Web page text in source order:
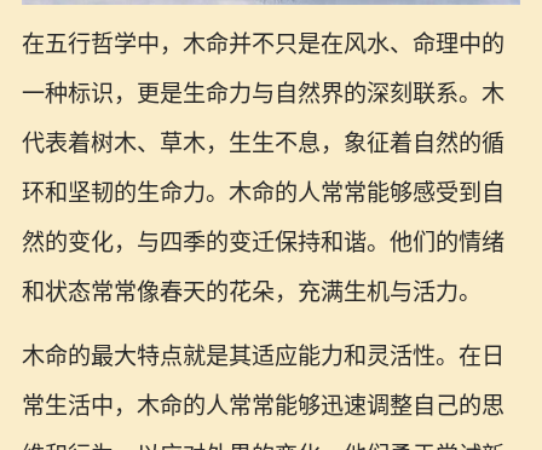
在五行哲学中，木命并不只是在风水、命理中的
一种标识，更是生命力与自然界的深刻联系。木
代表着树木、草木，生生不息，象征着自然的循
环和坚韧的生命力。木命的人常常能够感受到自
然的变化，与四季的变迁保持和谐。他们的情绪
和状态常常像春天的花朵，充满生机与活力。
木命的最大特点就是其适应能力和灵活性。在日
常生活中，木命的人常常能够迅速调整自己的思